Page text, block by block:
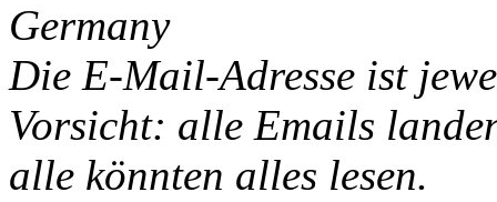
Germany
Die E-Mail-Adresse ist
Vorsicht: alle Emails
alle könnten alles lesen.